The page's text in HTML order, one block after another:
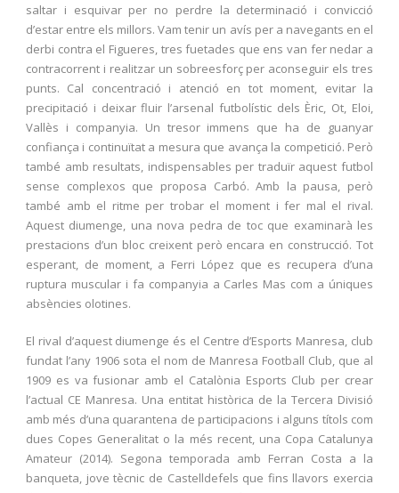
saltar i esquivar per no perdre la determinació i convicció
d’estar entre els millors. Vam tenir un avís per a navegants en el
derbi contra el Figueres, tres fuetades que ens van fer nedar a
contracorrent i realitzar un sobreesforç per aconseguir els tres
punts. Cal concentració i atenció en tot moment, evitar la
precipitació i deixar fluir l’arsenal futbolístic dels Èric, Ot, Eloi,
Vallès i companyia. Un tresor immens que ha de guanyar
confiança i continuïtat a mesura que avança la competició. Però
també amb resultats, indispensables per traduïr aquest futbol
sense complexos que proposa Carbó. Amb la pausa, però
també amb el ritme per trobar el moment i fer mal el rival.
Aquest diumenge, una nova pedra de toc que examinarà les
prestacions d’un bloc creixent però encara en construcció. Tot
esperant, de moment, a Ferri López que es recupera d’una
ruptura muscular i fa companyia a Carles Mas com a úniques
absències olotines.
El rival d’aquest diumenge és el Centre d’Esports Manresa, club
fundat l’any 1906 sota el nom de Manresa Football Club, que al
1909 es va fusionar amb el Catalònia Esports Club per crear
l’actual CE Manresa. Una entitat històrica de la Tercera Divisió
amb més d’una quarantena de participacions i alguns títols com
dues Copes Generalitat o la més recent, una Copa Catalunya
Amateur (2014). Segona temporada amb Ferran Costa a la
banqueta, jove tècnic de Castelldefels que fins llavors exercia